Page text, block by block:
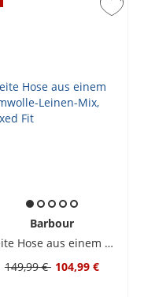
Barbour
Weite Hose aus einem Baumwolle-Leinen-Mix, Relaxed Fit
149,99 € 104,99 €